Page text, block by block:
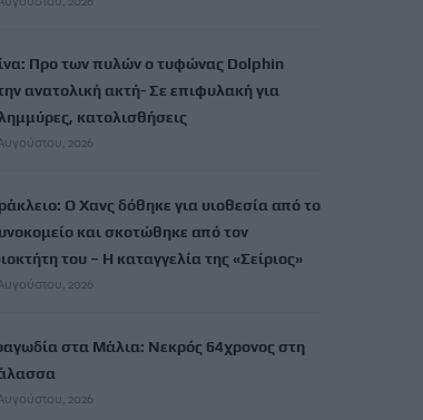
Προ των πυλών ο τυφώνας Dolphin
ανατολική ακτή- Σε επιφυλακή για
κατολισθήσεις
2026
Ο Χανς δόθηκε για υιοθεσία από το
και σκοτώθηκε από τον
του – Η καταγγελία της «Σείριος»
2026
στα Μάλια: Νεκρός 64χρονος στη
2026